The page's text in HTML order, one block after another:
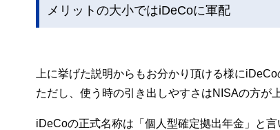
メリットの大小ではiDeCoに軍配
上に挙げた説明からもお分かり頂ける様に
ただし、使う時の引き出しやすさはNISAの方が
iDeCoの正式名称は「個人型確定拠出年金」と言